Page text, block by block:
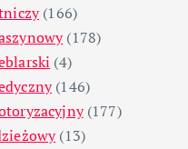
(166)
(178)
(4)
(146)
(177)
(13)